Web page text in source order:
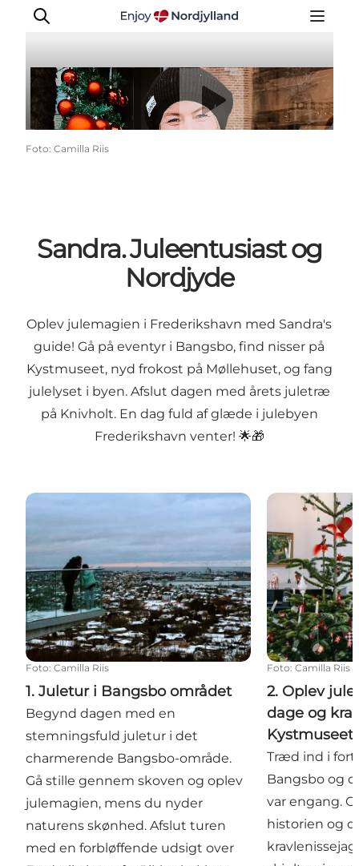
Oplevelser og aktiviteter
Planlæg din tur
For børn
Afspil video
Foto: Camilla Riis
Sandra. Juleentusiast og
Nordjyde
Oplev julemagien i Frederikshavn med Sandra's
guide! Gå på eventyr i Bangsbo, find nisser på
Kystmuseet, nyd frokost på Møllehuset, og fang
julelyset i byen. Afslut dagen med årets juletræ
på Knivholt. En dag fuld af glæde i julebyen
Frederikshavn venter! 🌟🎁
1. Juletur i Bangsbo området
Foto: Camilla Riis
1. Juletur i Bangsbo området
Begynd dagen med en
stemningsfuld juletur i det
charmerende Bangsbo-område.
Gå stille gennem skoven og oplev
julemagien, mens du nyder
naturens skønhed. Afslut turen
med en forbløffende udsigt over
2. Oplev
Foto: Camilla Riis
2. Oplev
dage og
Kystmuseet
Træd ind i
Bangsbo og
var engang.
historien og